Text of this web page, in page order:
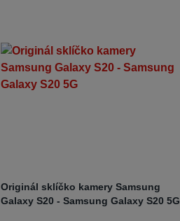
Originál sklíčko kamery Samsung
Galaxy S20 - Samsung Galaxy S20 5G